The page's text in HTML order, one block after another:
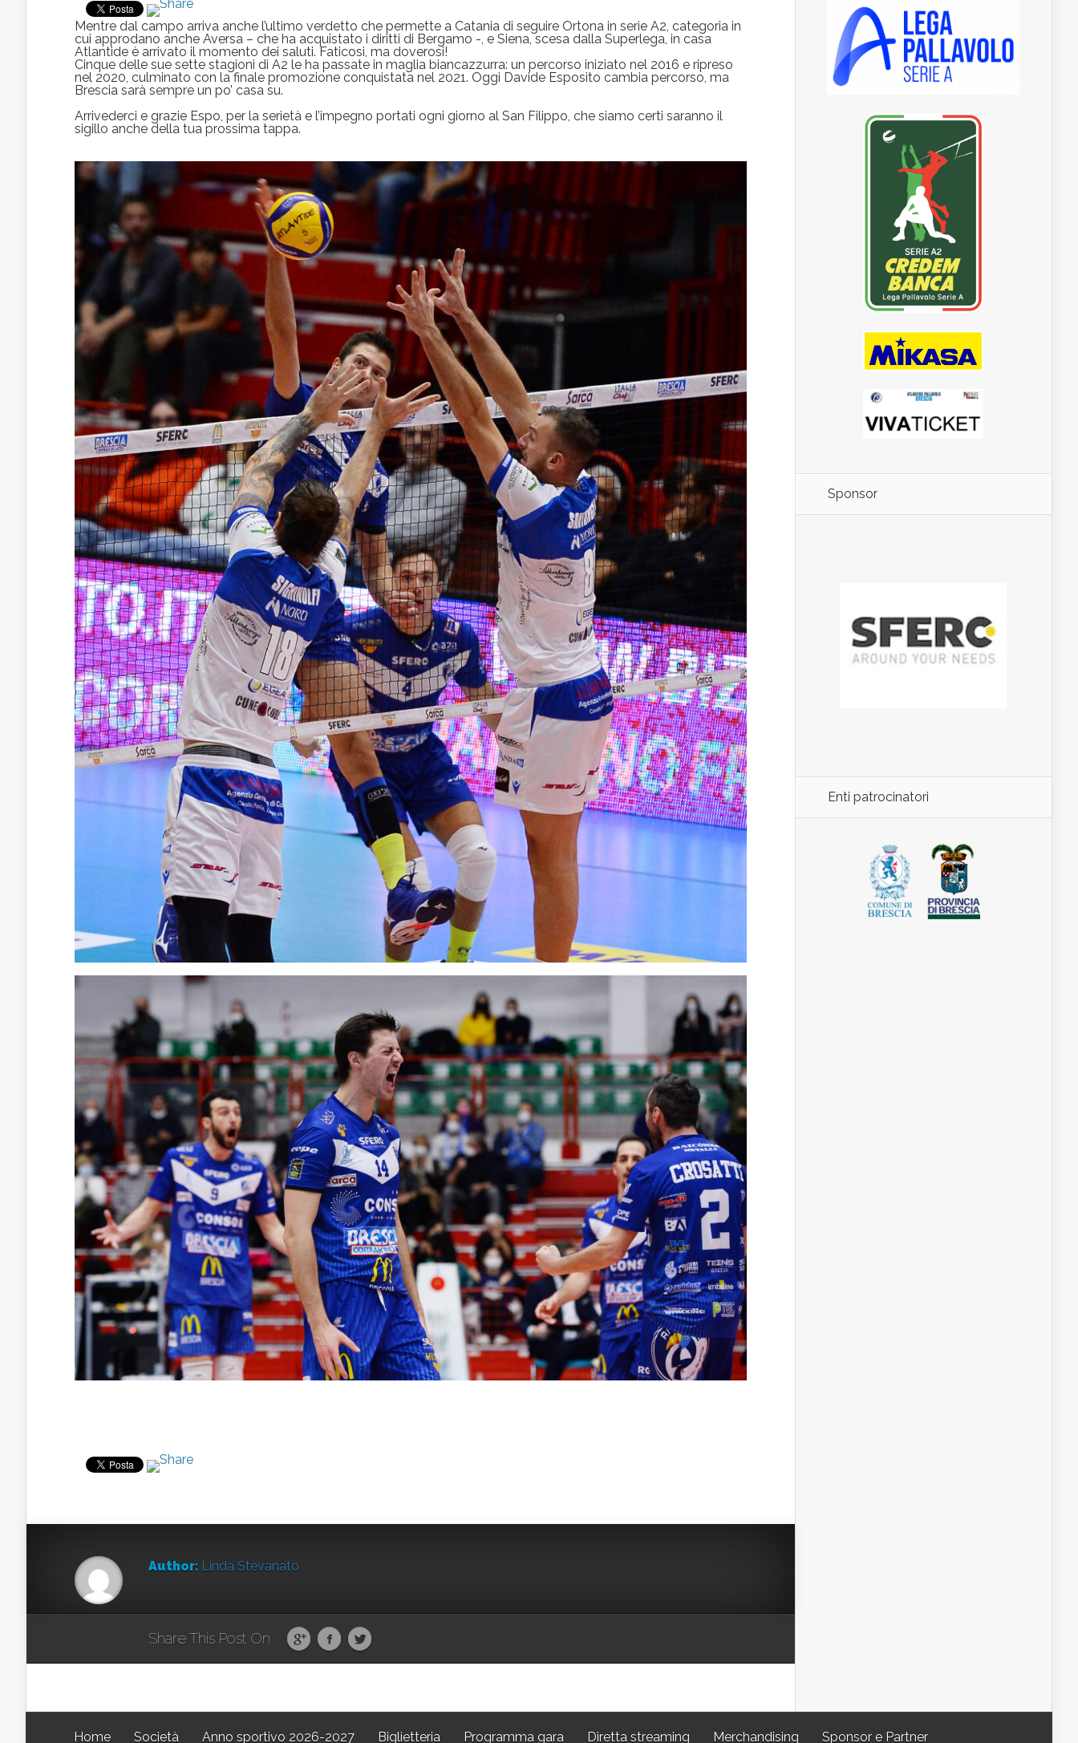
Mentre dal campo arriva anche l’ultimo verdetto che permette a Catania di seguire Ortona in serie A2, categoria in
cui approdano anche Aversa – che ha acquistato i diritti di Bergamo -, e Siena, scesa dalla Superlega, in casa
Atlantide è arrivato il momento dei saluti. Faticosi, ma doverosi!
Cinque delle sue sette stagioni di A2 le ha passate in maglia biancazzurra: un percorso iniziato nel 2016 e ripreso
nel 2020, culminato con la finale promozione conquistata nel 2021. Oggi Davide Esposito cambia percorso, ma
Brescia sarà sempre un po’ casa su.
Arrivederci e grazie Espo, per la serietà e l’impegno portati ogni giorno al San Filippo, che siamo certi saranno il
sigillo anche della tua prossima tappa.
Author: Linda Stevanato
Share This Post On
Sponsor
Enti patrocinatori
Home Società Anno sportivo 2026-2027 Biglietteria Programma gara Diretta streaming Merchandising
Sponsor e Partner